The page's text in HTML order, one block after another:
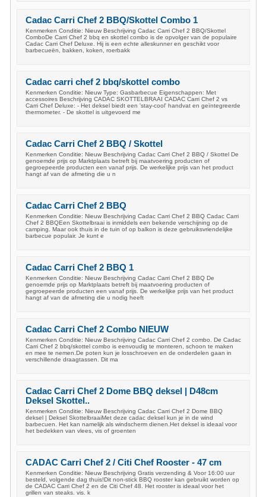
Cadac Carri Chef 2 BBQ/Skottel Combo 1
Kenmerken Conditie: Nieuw Beschrijving Cadac Carri Chef 2 BBQ/Skottel
ComboDe Carri Chef 2 bbq en skottel combo is de opvolger van de populaire
Cadac Carri Chef Deluxe. Hij is een echte alleskunner en geschikt voor
barbecueën, bakken, koken, roerbakk
Cadac carri chef 2 bbq/skottel combo
Kenmerken Conditie: Nieuw Type: Gasbarbecue Eigenschappen: Met
accessoires Beschrijving CADAC SKOTTELBRAAI CADAC Carri Chef 2 vs
Carri Chef Deluxe: - Het deksel biedt een 'stay-cool' handvat en geïntegreerde
thermometer. - De skottel is uitgevoerd me
Cadac Carri Chef 2 BBQ / Skottel
Kenmerken Conditie: Nieuw Beschrijving Cadac Carri Chef 2 BBQ / Skottel De
genoemde prijs op Marktplaats betreft bij maatvoering producten of
gegroepeerde producten een vanaf prijs. De werkelijke prijs van het product
hangt af van de afmeting die u n
Cadac Carri Chef 2 BBQ
Kenmerken Conditie: Nieuw Beschrijving Cadac Carri Chef 2 BBQ Cadac Carri
Chef 2 BBQEen Skottelbraai is inmiddels een bekende verschijning op de
camping. Maar ook thuis in de tuin of op balkon is deze gebruiksvriendelijke
barbecue populair. Je kunt e
Cadac Carri Chef 2 BBQ 1
Kenmerken Conditie: Nieuw Beschrijving Cadac Carri Chef 2 BBQ De
genoemde prijs op Marktplaats betreft bij maatvoering producten of
gegroepeerde producten een vanaf prijs. De werkelijke prijs van het product
hangt af van de afmeting die u nodig heeft
Cadac Carri Chef 2 Combo NIEUW
Kenmerken Conditie: Nieuw Beschrijving Cadac Carri Chef 2 combo. De Cadac
Carri Chef 2 bbq/skottel combo is eenvoudig te monteren, schoon te maken
en mee te nemen.De poten kun je losschroeven en de onderdelen gaan in
verschillende draagtassen. Dit ma
Cadac Carri Chef 2 Dome BBQ deksel | D48cm
Deksel Skottel..
Kenmerken Conditie: Nieuw Beschrijving Cadac Carri Chef 2 Dome BBQ
deksel | Deksel SkottelbraaiMet deze cadac deksel kun je in de wind
barbecuen. Het kan namelijk als windscherm dienen.Het deksel is ideaal voor
het bedekken van vlees, vis of groenten
CADAC Carri Chef 2 / Citi Chef Rooster - 47 cm
Kenmerken Conditie: Nieuw Beschrijving Gratis verzending & Voor 16:00 uur
besteld, volgende dag thuis!Dit non-stick BBQ rooster kan gebruikt worden op
de CADAC Carri Chef 2 en de Citi Chef 48. Het rooster is ideaal voor het
grillen van steaks. vis. k